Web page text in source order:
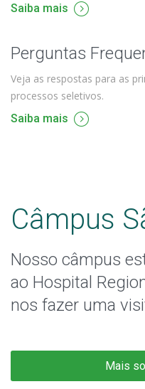
Saiba mais
Perguntas
Veja as respostas para as
processos seletivos.
Saiba mais
Câmpus
Nosso câmpus
ao Hospital
nos fazer uma
Mais